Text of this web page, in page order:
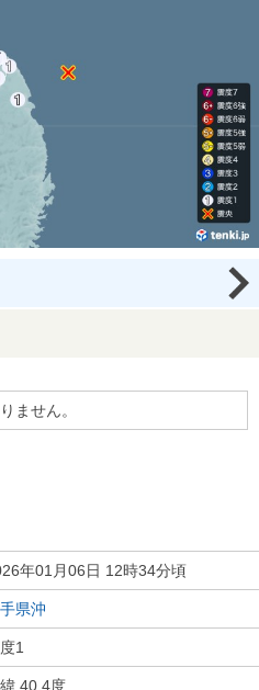
ません。
年01月06日 12時34分頃
県沖
1
40.4度